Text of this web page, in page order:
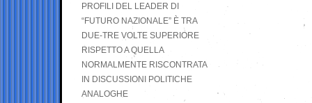
PROFILI DEL LEADER DI
“FUTURO NAZIONALE” È TRA
DUE-TRE VOLTE SUPERIORE
RISPETTO A QUELLA
NORMALMENTE RISCONTRATA
IN DISCUSSIONI POLITICHE
ANALOGHE